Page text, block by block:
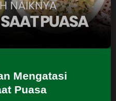
Mengatasi
Puasa